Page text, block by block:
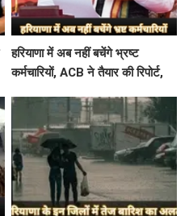
हरियाणा में अब नहीं बचेंगे भ्रष्ट
कर्मचारियों, ACB ने तैयार की रिपोर्ट,